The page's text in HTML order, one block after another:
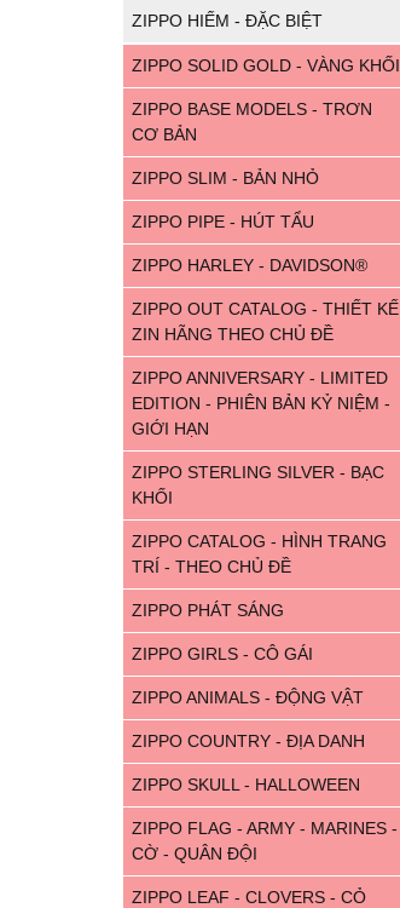
ZIPPO HIẾM - ĐẶC BIỆT
ZIPPO SOLID GOLD - VÀNG KHỐI
ZIPPO BASE MODELS - TRƠN
CƠ BẢN
ZIPPO SLIM - BẢN NHỎ
ZIPPO PIPE - HÚT TẨU
ZIPPO HARLEY - DAVIDSON®
ZIPPO OUT CATALOG - THIẾT KẾ
ZIN HÃNG THEO CHỦ ĐỀ
ZIPPO ANNIVERSARY - LIMITED
EDITION - PHIÊN BẢN KỶ NIỆM -
GIỚI HẠN
ZIPPO STERLING SILVER - BẠC
KHỐI
ZIPPO CATALOG - HÌNH TRANG
TRÍ - THEO CHỦ ĐỀ
ZIPPO PHÁT SÁNG
ZIPPO GIRLS - CÔ GÁI
ZIPPO ANIMALS - ĐỘNG VẬT
ZIPPO COUNTRY - ĐỊA DANH
ZIPPO SKULL - HALLOWEEN
ZIPPO FLAG - ARMY - MARINES -
CỜ - QUÂN ĐỘI
ZIPPO LEAF - CLOVERS - CỎ